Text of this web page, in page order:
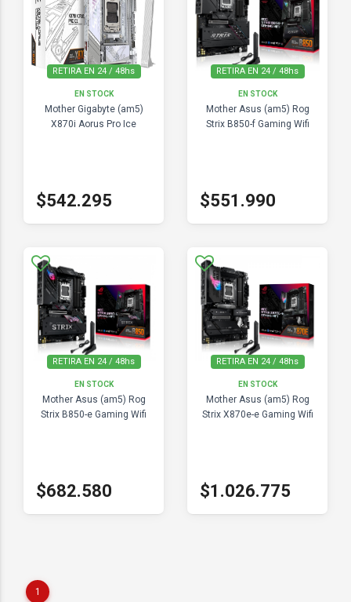
RETIRA EN 24 / 48hs
EN STOCK
Mother Gigabyte (am5)
X870i Aorus Pro Ice
$542.295
RETIRA EN 24 / 48hs
EN STOCK
Mother Asus (am5) Rog
Strix B850-f Gaming Wifi
$551.990
RETIRA EN 24 / 48hs
EN STOCK
Mother Asus (am5) Rog
Strix B850-e Gaming Wifi
$682.580
RETIRA EN 24 / 48hs
EN STOCK
Mother Asus (am5) Rog
Strix X870e-e Gaming Wifi
$1.026.775
1